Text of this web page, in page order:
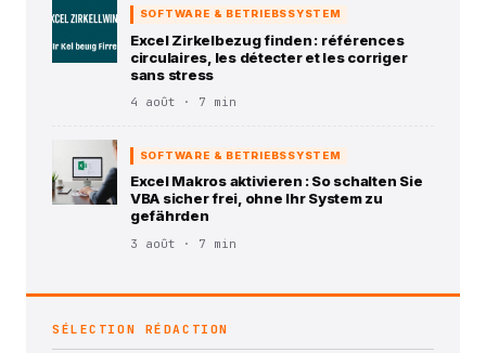
SOFTWARE & BETRIEBSSYSTEM
Excel Zirkelbezug finden : références
circulaires, les détecter et les corriger
sans stress
4 août · 7 min
SOFTWARE & BETRIEBSSYSTEM
Excel Makros aktivieren : So schalten Sie
VBA sicher frei, ohne Ihr System zu
gefährden
3 août · 7 min
SÉLECTION RÉDACTION